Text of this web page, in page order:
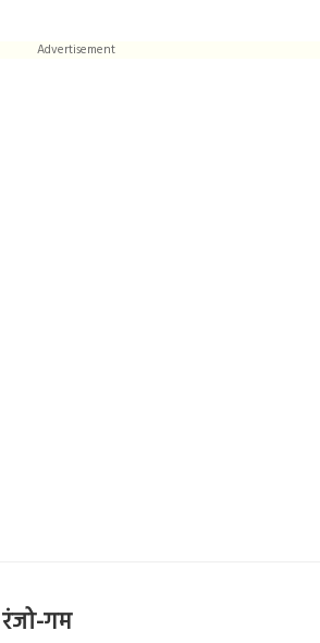
Advertisement
गम